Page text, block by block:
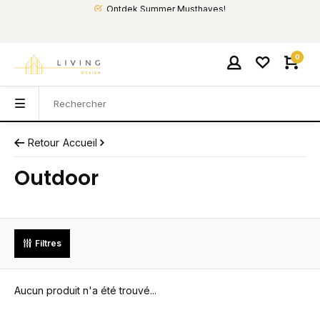
Ontdek Summer Musthaves!
0
Retour Accueil
Outdoor
Filtres
Aucun produit n'a été trouvé...